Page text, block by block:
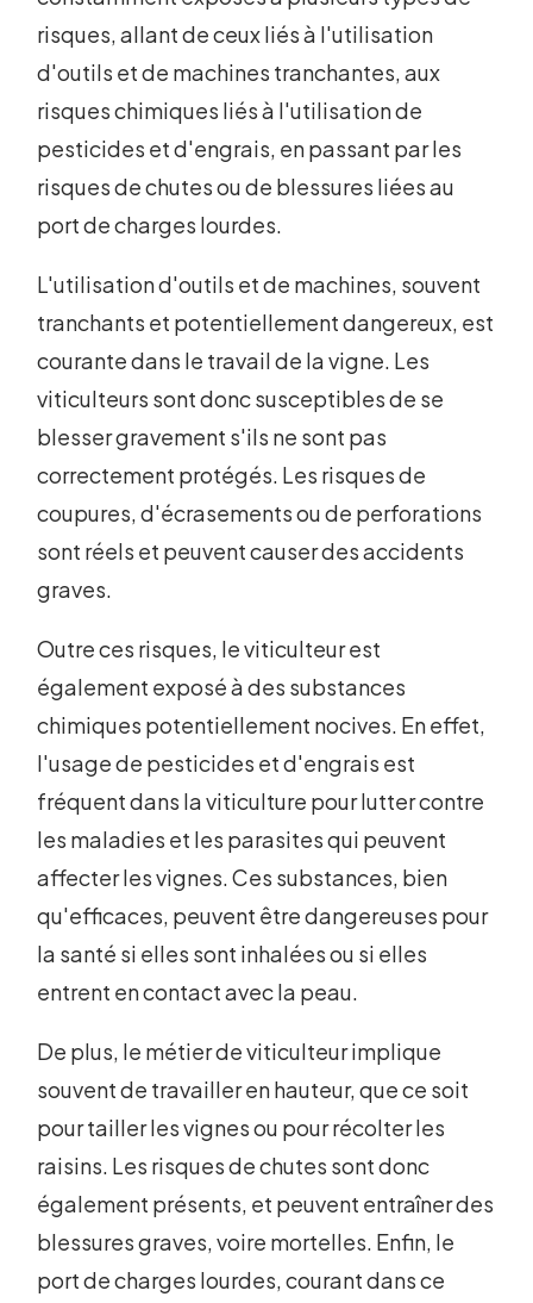
risques, allant de ceux liés à l'utilisation
d'outils et de machines tranchantes, aux
risques chimiques liés à l'utilisation de
pesticides et d'engrais, en passant par les
risques de chutes ou de blessures liées au
port de charges lourdes.
L'utilisation d'outils et de machines, souvent
tranchants et potentiellement dangereux, est
courante dans le travail de la vigne. Les
viticulteurs sont donc susceptibles de se
blesser gravement s'ils ne sont pas
correctement protégés. Les risques de
coupures, d'écrasements ou de perforations
sont réels et peuvent causer des accidents
graves.
Outre ces risques, le viticulteur est
également exposé à des substances
chimiques potentiellement nocives. En effet,
l'usage de pesticides et d'engrais est
fréquent dans la viticulture pour lutter contre
les maladies et les parasites qui peuvent
affecter les vignes. Ces substances, bien
qu'efficaces, peuvent être dangereuses pour
la santé si elles sont inhalées ou si elles
entrent en contact avec la peau.
De plus, le métier de viticulteur implique
souvent de travailler en hauteur, que ce soit
pour tailler les vignes ou pour récolter les
raisins. Les risques de chutes sont donc
également présents, et peuvent entraîner des
blessures graves, voire mortelles. Enfin, le
port de charges lourdes, courant dans ce